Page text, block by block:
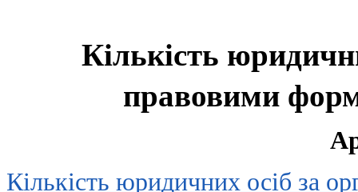
Кількість
правовими
Кількість юридичних осіб за